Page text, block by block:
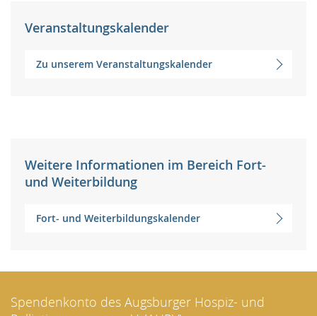
Veranstaltungskalender
Zu unserem Veranstaltungskalender
Weitere Informationen im Bereich Fort-
und Weiterbildung
Fort- und Weiterbildungskalender
Spendenkonto des Augsburger Hospiz- und